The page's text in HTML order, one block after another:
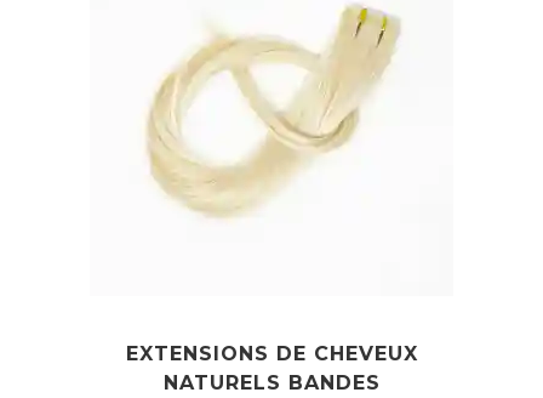
75,90€
EXTENSIONS DE CHEVEUX
NATURELS BANDES